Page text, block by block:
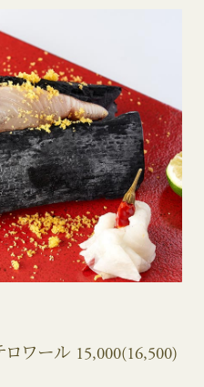
ワール 15,000(16,500)